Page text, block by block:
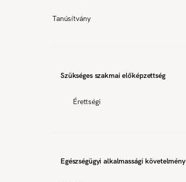
Tanúsítvány
Szükséges szakmai előképzettség
Érettségi
Egészségügyi alkalmassági követelmény